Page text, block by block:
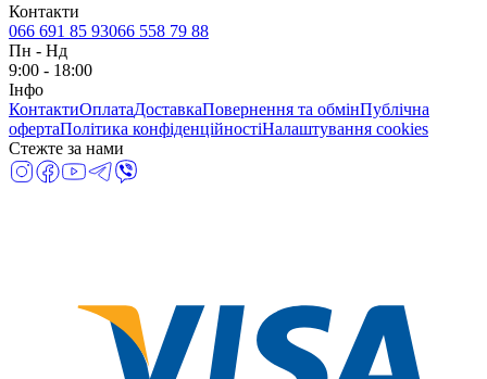
Контакти
066 691 85 93066 558 79 88
Пн - Нд
9:00 - 18:00
Інфо
КонтактиОплатаДоставкаПовернення та обмінПублічна
офертаПолітика конфіденційностіНалаштування cookies
Стежте за нами